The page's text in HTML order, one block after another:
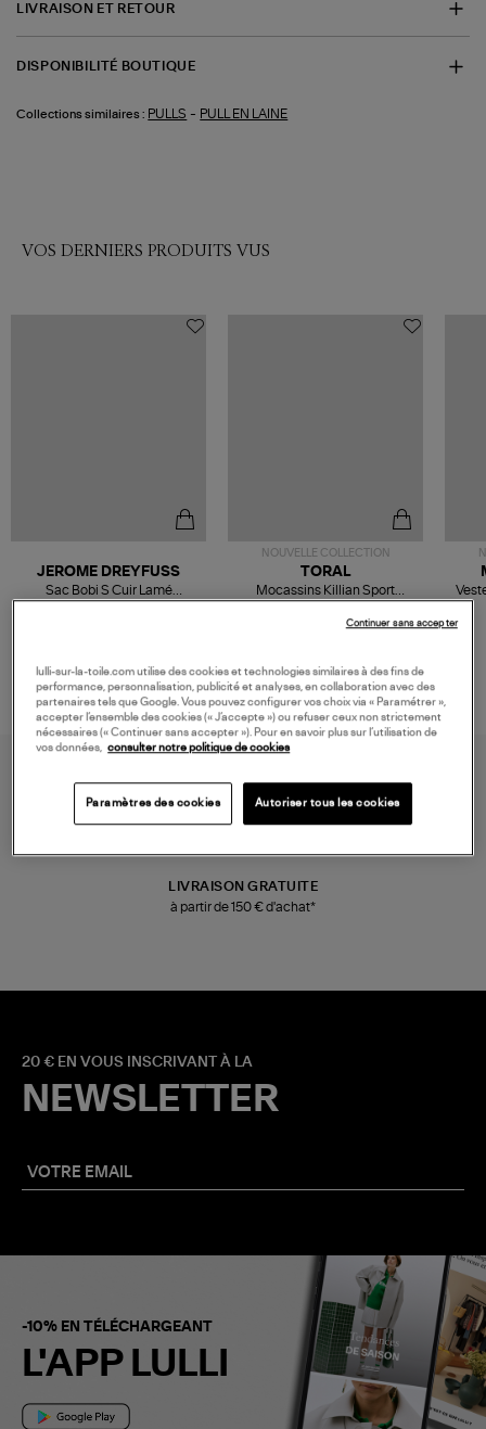
LIVRAISON ET RETOUR
DISPONIBILITÉ BOUTIQUE
Collections similaires : PULLS - PULL EN LAINE
VOS DERNIERS PRODUITS VUS
JEROME DREYFUSS
Sac Bobi S Cuir Lamé
Champagne
NOUVELLE COLLECTION
TORAL
Mocassins Killian Sport
Mousse
LIVRAISON GRATUITE
à partir de 150 € d'achat*
20 € EN VOUS INSCRIVANT À LA
NEWSLETTER
-10% EN TÉLÉCHARGEANT
L'APP LULLI
lulli-sur-la-toile.com utilise des cookies et technologies similaires à des fins de
performance, personnalisation, publicité et analyses, en collaboration avec des
partenaires tels que Google. Vous pouvez configurer vos choix via « Paramétrer »,
accepter l’ensemble des cookies (« J’accepte ») ou refuser ceux non strictement
nécessaires (« Continuer sans accepter »). Pour en savoir plus sur l’utilisation de
vos données, consulter notre politique de cookies
Paramètres des cookies Autoriser tous les cookies
Continuer sans accepter